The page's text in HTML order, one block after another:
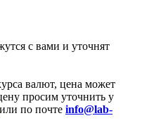
с вами и уточнят
валют, цена может
просим уточнить у
или по почте info@lab-